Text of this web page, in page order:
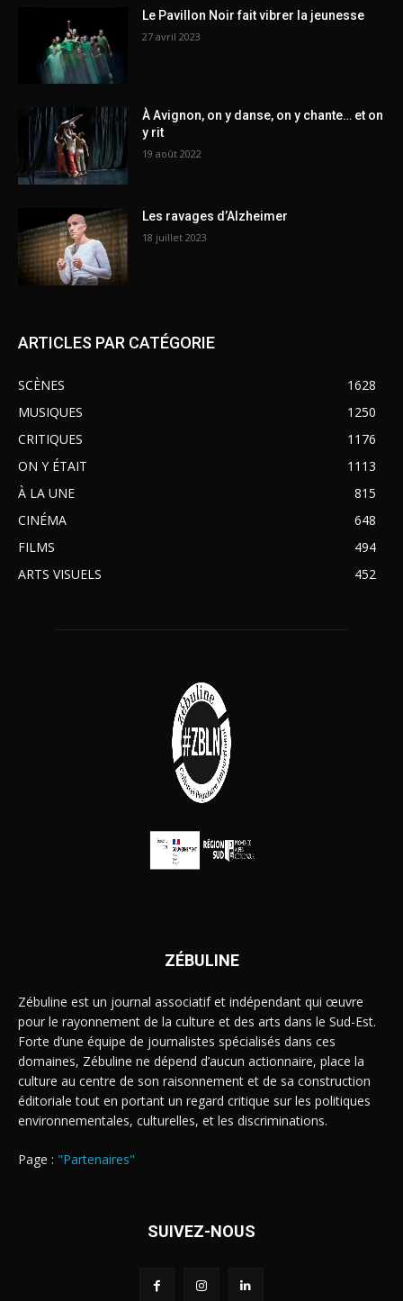
Le Pavillon Noir fait vibrer la jeunesse
27 avril 2023
À Avignon, on y danse, on y chante… et on
y rit
19 août 2022
Les ravages d’Alzheimer
18 juillet 2023
ARTICLES PAR CATÉGORIE
SCÈNES
1628
MUSIQUES
1250
CRITIQUES
1176
ON Y ÉTAIT
1113
À LA UNE
815
CINÉMA
648
FILMS
494
ARTS VISUELS
452
ZÉBULINE
Zébuline est un journal associatif et indépendant qui œuvre
pour le rayonnement de la culture et des arts dans le Sud-Est.
Forte d’une équipe de journalistes spécialisés dans ces
domaines, Zébuline ne dépend d’aucun actionnaire, place la
culture au centre de son raisonnement et de sa construction
éditoriale tout en portant un regard critique sur les politiques
environnementales, culturelles, et les discriminations.
Page : "Partenaires"
SUIVEZ-NOUS